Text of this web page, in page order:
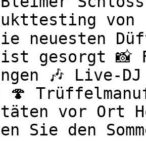
neuesten
gesorgt 📸
🎶
🍄
vor Ort
Sie den